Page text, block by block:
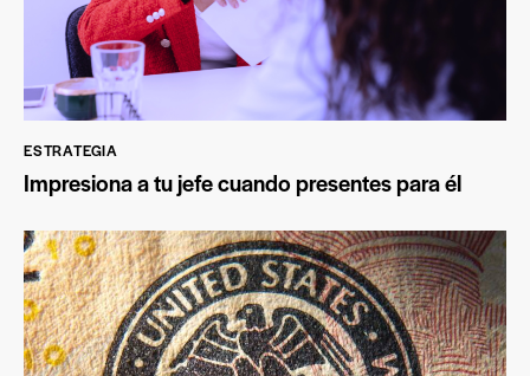
ESTRATEGIA
Impresiona a tu jefe cuando presentes para él